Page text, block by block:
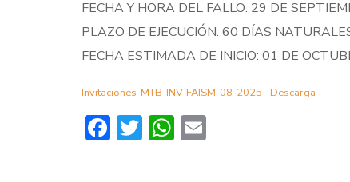
FECHA Y HORA DEL FALLO: 29 DE
PLAZO DE EJECUCIÓN: 60 DÍAS
FECHA ESTIMADA DE INICIO: 01 DE
Invitaciones-MTB-INV-FAISM-08-2025 Descarga
Facebook
TwitterWhatsApp